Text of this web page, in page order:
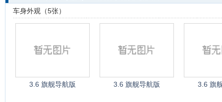
车身外观（5张）
3.6 旗舰导航版 3.6 旗舰导航版 3.6 旗